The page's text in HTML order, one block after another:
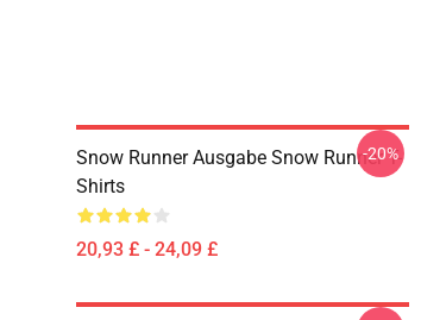
Snow Runner Ausgabe Snow Runner T-
Shirts
20,93 £ - 24,09 £
-20%